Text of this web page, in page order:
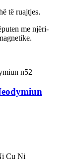
të ruajtjes.
me njëri-
Cu Ni